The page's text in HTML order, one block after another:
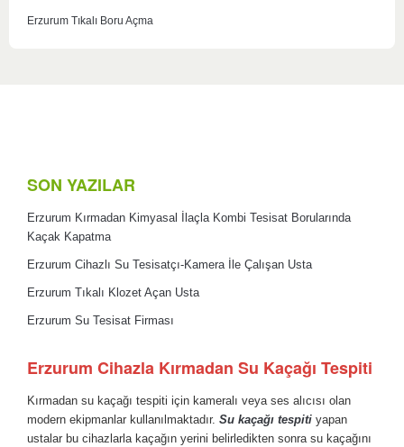
Erzurum Tıkalı Boru Açma
SON YAZILAR
Erzurum Kırmadan Kimyasal İlaçla Kombi Tesisat Borularında
Kaçak Kapatma
Erzurum Cihazlı Su Tesisatçı-Kamera İle Çalışan Usta
Erzurum Tıkalı Klozet Açan Usta
Erzurum Su Tesisat Firması
Erzurum Cihazla Kırmadan Su Kaçağı Tespiti
Kırmadan su kaçağı tespiti için kameralı veya ses alıcısı olan
modern ekipmanlar kullanılmaktadır. Su kaçağı tespiti yapan
ustalar bu cihazlarla kaçağın yerini belirledikten sonra su kaçağını